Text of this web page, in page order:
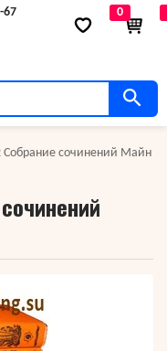
67 0
сочинений Майн